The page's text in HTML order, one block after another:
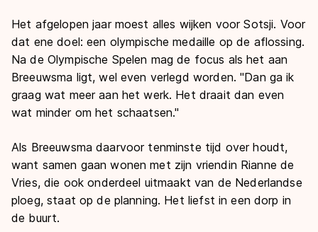
Het afgelopen jaar moest alles wijken voor Sotsji. Voor
dat ene doel: een olympische medaille op de aflossing.
Na de Olympische Spelen mag de focus als het aan
Breeuwsma ligt, wel even verlegd worden. "Dan ga ik
graag wat meer aan het werk. Het draait dan even
wat minder om het schaatsen."
Als Breeuwsma daarvoor tenminste tijd over houdt,
want samen gaan wonen met zijn vriendin Rianne de
Vries, die ook onderdeel uitmaakt van de Nederlandse
ploeg, staat op de planning. Het liefst in een dorp in
de buurt.